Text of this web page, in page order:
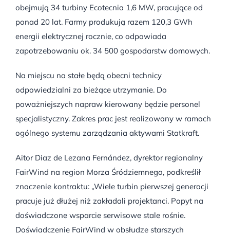
obejmują 34 turbiny Ecotecnia 1,6 MW, pracujące od
ponad 20 lat. Farmy produkują razem 120,3 GWh
energii elektrycznej rocznie, co odpowiada
zapotrzebowaniu ok. 34 500 gospodarstw domowych.
Na miejscu na stałe będą obecni technicy
odpowiedzialni za bieżące utrzymanie. Do
poważniejszych napraw kierowany będzie personel
specjalistyczny. Zakres prac jest realizowany w ramach
ogólnego systemu zarządzania aktywami Statkraft.
Aitor Diaz de Lezana Fernández, dyrektor regionalny
FairWind na region Morza Śródziemnego, podkreślił
znaczenie kontraktu: „Wiele turbin pierwszej generacji
pracuje już dłużej niż zakładali projektanci. Popyt na
doświadczone wsparcie serwisowe stale rośnie.
Doświadczenie FairWind w obsłudze starszych